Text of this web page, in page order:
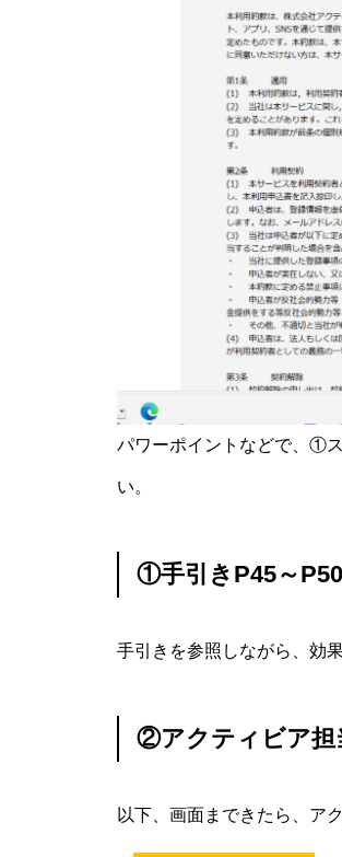
パワーポイントなどで、①
い。
①手引きP45～
手引きを参照しながら、効
②アクティビア担
以下、画面まできたら、ア